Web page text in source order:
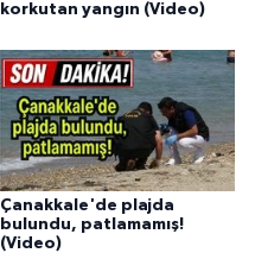
korkutan yangın (Video)
Çanakkale'de plajda
bulundu, patlamamış!
(Video)